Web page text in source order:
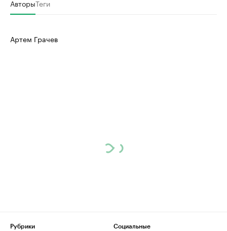
АвторыТеги
Артем Грачев
Рубрики
Социальные